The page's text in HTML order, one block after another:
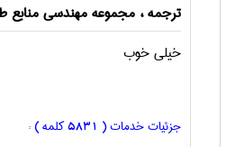
ترجمه ، مجموعه مهندسی منابع
خیلی خوب
جزئیات خدمات ( 5831کلمه ) :